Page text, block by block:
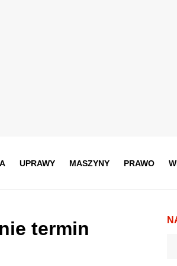
UPRAWY MASZYNY PRAWO
termin